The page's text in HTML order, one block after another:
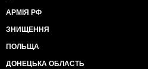
АРМІЯ РФ
ЗНИЩЕННЯ
ПОЛЬЩА
ДОНЕЦЬКА ОБЛАСТЬ